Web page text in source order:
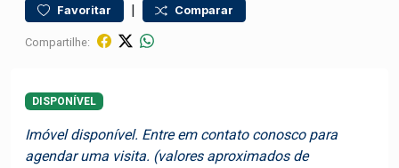
Favoritar | Comparar
Compartilhe:
DISPONÍVEL
Imóvel disponível. Entre em contato conosco para
agendar uma visita. (valores aproximados de